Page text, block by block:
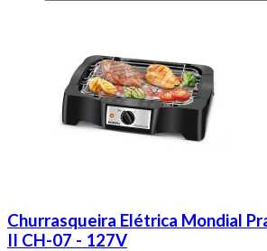
Churrasqueira Elétrica Mondial
II CH-07 - 127V